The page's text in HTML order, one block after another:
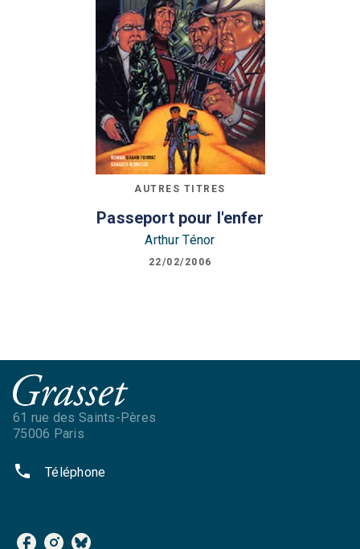
AUTRES TITRES
Passeport pour l'enfer
Arthur Ténor
22/02/2006
61 rue des Saints-Pères
75006 Paris
phone Téléphone